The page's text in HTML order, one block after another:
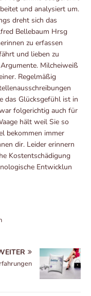
und analysiert um.
dreht sich das
Bellebaum Hrsg
zu erfassen
und lieben zu
Milcheiweiß
Regelmäßig
das Glücksgefühl ist in
folgerichtig auch für
hält weil Sie so
bekommen immer
dir. Leider erinnern
Kostentschädigung
Entwicklun